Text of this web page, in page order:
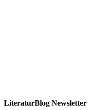
LiteraturBlog Newsletter